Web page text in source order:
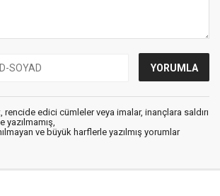
rencide edici cümleler veya imalar, inançlara saldırı
yazılmamış,
ve büyük harflerle yazılmış yorumlar